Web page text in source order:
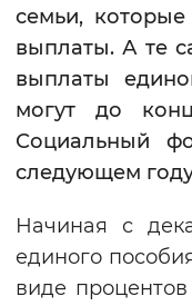
Воспроизвести
семьи,
выплаты.А те
выплаты
могут до
Социальный
следующем
Начиная с
единого
виде